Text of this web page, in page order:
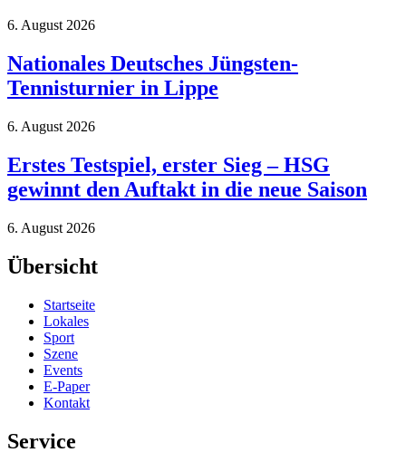
6. August 2026
Nationales Deutsches Jüngsten-
Tennisturnier in Lippe
6. August 2026
Erstes Testspiel, erster Sieg – HSG
gewinnt den Auftakt in die neue Saison
6. August 2026
Übersicht
Startseite
Lokales
Sport
Szene
Events
E-Paper
Kontakt
Service